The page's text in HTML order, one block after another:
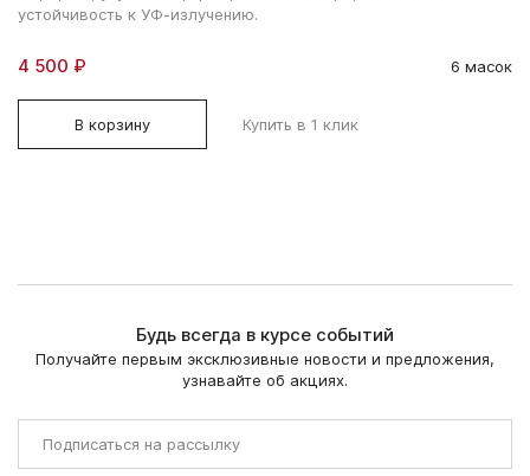
устойчивость к УФ-излучению.
4 500 ₽ 6 масок
В корзину Купить в 1 клик
Будь всегда в курсе событий
Получайте первым эксклюзивные новости и предложения,
узнавайте об акциях.